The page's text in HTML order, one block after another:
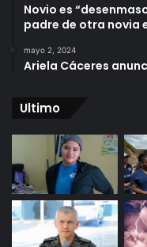
Novio es
padre de otra novia
mayo 2, 2024
Ariela Cáceres
Ultimo